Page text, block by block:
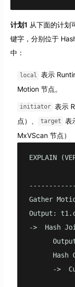
计划1 从下面的计划
键字，分别位于
中：
local
表示
Motion 节点。
initiator
表示
点）、
target
表
MxVScan 节点）
EXPLAIN
Gather
Output:
->  Hash
Hash
->